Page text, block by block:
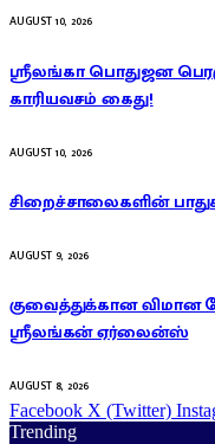
AUGUST 10, 2026
ஸ்ரீலங்கா பொதுஜன
காரியவசம் கைது!
AUGUST 10, 2026
சிறைச்சாலைகளின்
AUGUST 9, 2026
குவைத்துக்கான
ஸ்ரீலங்கன் ஏர்லைன்ஸ்
AUGUST 8, 2026
Facebook X (Twitter)
Trending